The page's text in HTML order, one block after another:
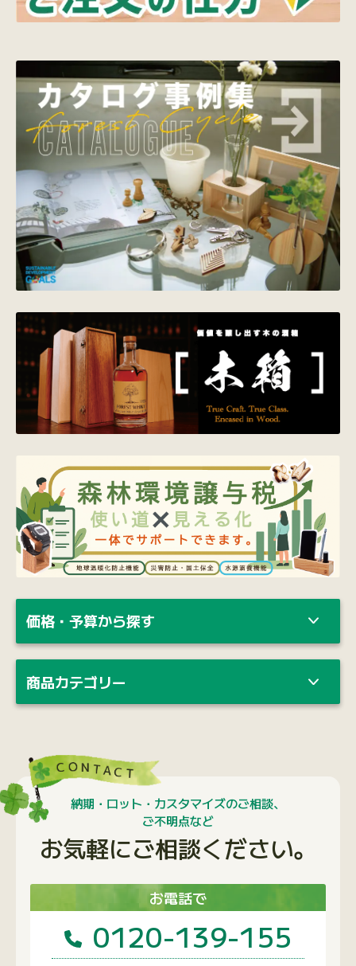
価格・予算から探す
商品カテゴリー
納期・ロット・カスタマイズのご相談、
ご不明点など
お気軽にご相談ください。
お電話で
0120-139-155